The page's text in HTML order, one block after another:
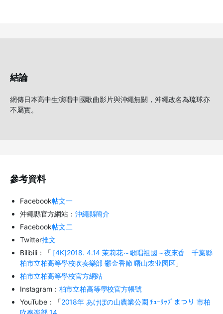
結論
網傳日本高中生演唱中國歌曲影片與沖繩無關，沖繩改名為琉球亦
不屬實。
參考資料
Facebook帖文一
沖繩縣官方網站： 沖繩縣簡介
Facebook帖文二
Twitter推文
Bilibili：「 [4K]2018. 4.14茉莉花～歌唱祖國～夜來香 千葉縣
柏市立柏高等學校吹奏樂部 鬱金香節 曙山农业园区」
柏市立柏高等學校官方網站
Instagram ： 柏市立柏高等學校官方帳號
YouTube：「2018年 あけぼの山農業公園 ﾁｭｰﾘｯﾌﾟまつり 市柏